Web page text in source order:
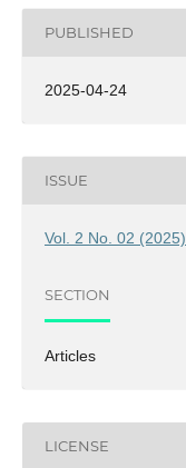
PUBLISHED
2025-04-24
ISSUE
Vol. 2 No. 02
SECTION
Articles
LICENSE